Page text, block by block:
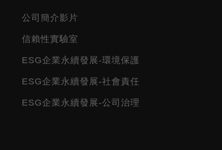
公司簡介影片
信賴性實驗室
ESG企業永續發展-環境保護
ESG企業永續發展-社會責任
ESG企業永續發展-公司治理